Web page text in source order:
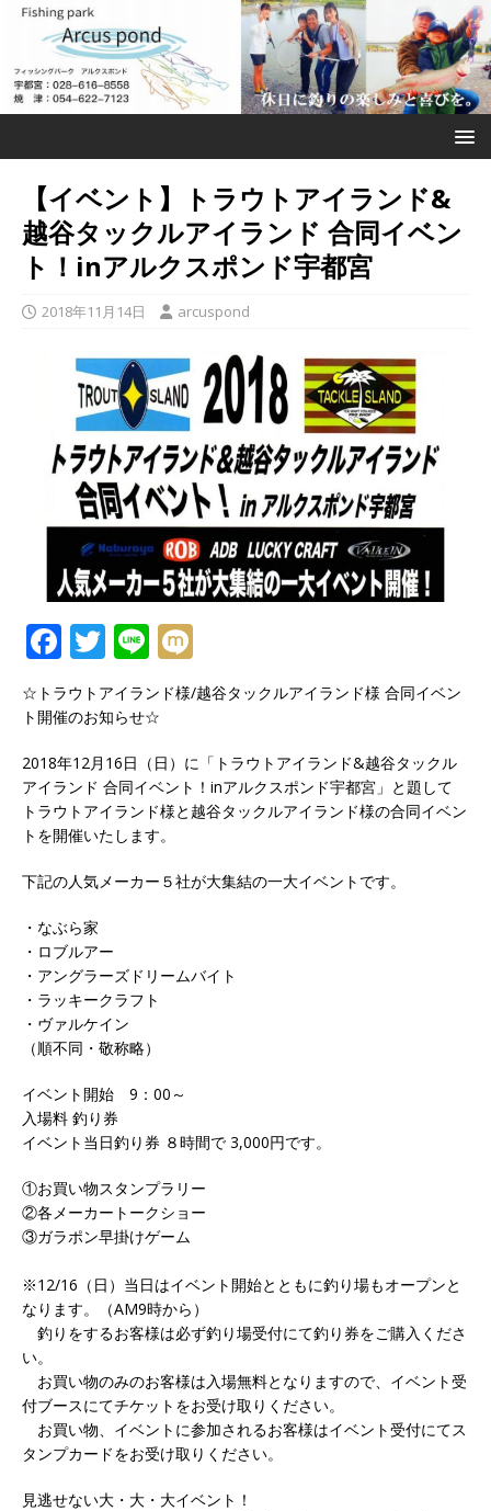
【イベント】トラウトアイランド&
越谷タックルアイランド 合同イベン
ト！inアルクスポンド宇都宮
2018年11月14日 arcuspond
F
a
c
e
b
o
o
k
T
w
it
te
r
Li
n
e
ix
i
☆トラウトアイランド様/越谷タックルアイランド様 合同イベン
ト開催のお知らせ☆
2018年12月16日（日）に「トラウトアイランド&越谷タックル
アイランド 合同イベント！inアルクスポンド宇都宮」と題して
トラウトアイランド様と越谷タックルアイランド様の合同イベン
トを開催いたします。
下記の人気メーカー５社が大集結の一大イベントです。
・なぶら家
・ロブルアー
・アングラーズドリームバイト
・ラッキークラフト
・ヴァルケイン
（順不同・敬称略）
イベント開始 9：00～
入場料 釣り券
イベント当日釣り券 ８時間で 3,000円です。
①お買い物スタンプラリー
②各メーカートークショー
③ガラポン早掛けゲーム
※12/16（日）当日はイベント開始とともに釣り場もオープンと
なります。（AM9時から）
釣りをするお客様は必ず釣り場受付にて釣り券をご購入くださ
い。
お買い物のみのお客様は入場無料となりますので、イベント受
付ブースにてチケットをお受け取りください。
お買い物、イベントに参加されるお客様はイベント受付にてス
タンプカードをお受け取りください。
見逃せない大・大・大イベント！